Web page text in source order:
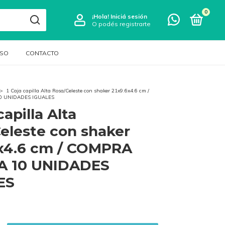
¡Hola! Iniciá sesión
O podés registrarte
0
CONTACTO
>
1 Caja capilla Alta Rosa/Celeste con shaker 21x9.6x4.6 cm /
UNIDADES IGUALES
Alta
con shaker
cm / COMPRA
10 UNIDADES